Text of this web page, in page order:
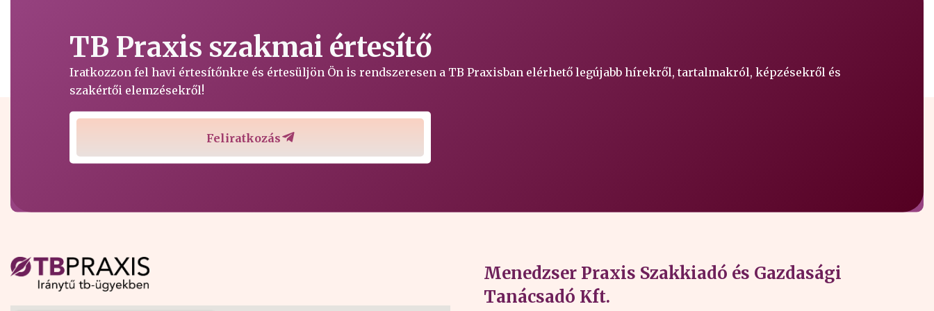
TB Praxis szakmai értesítő
Iratkozzon fel havi értesítőnkre és értesüljön Ön is rendszeresen a TB Praxisban elérhető legújabb hírekről, tartalmakról, képzésekről és
szakértői elemzésekről!
Feliratkozás
Menedzser Praxis Szakkiadó és Gazdasági
Tanácsadó Kft.